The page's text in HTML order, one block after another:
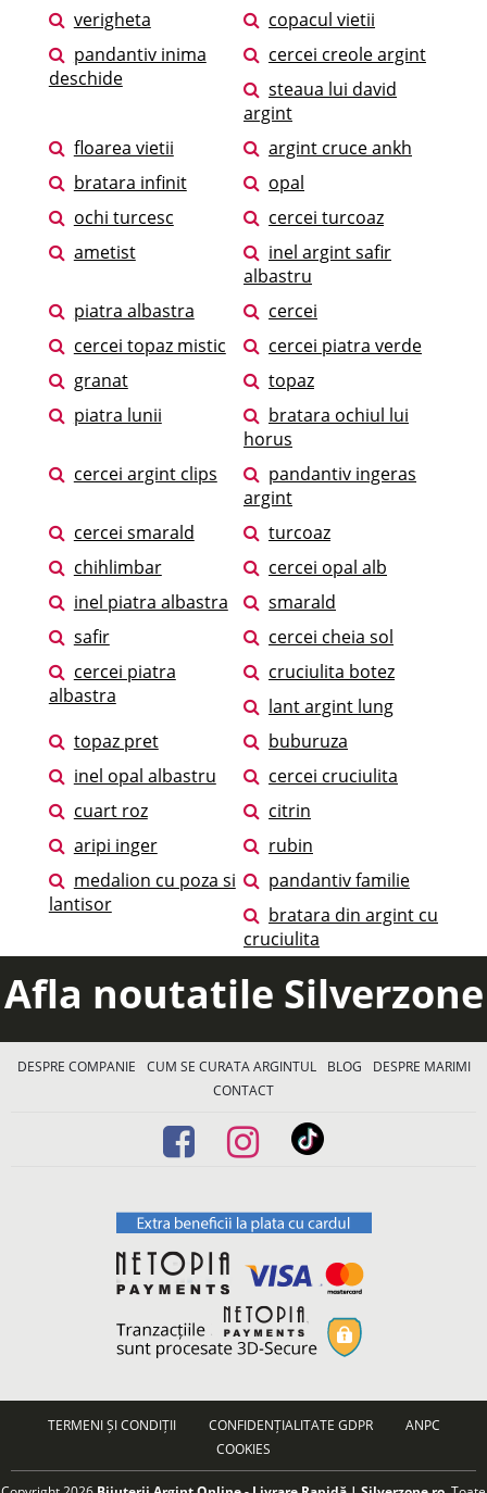
verigheta
copacul vietii
pandantiv inima
deschide
cercei creole argint
steaua lui david
argint
floarea vietii
argint cruce ankh
bratara infinit
opal
ochi turcesc
cercei turcoaz
ametist
inel argint safir
albastru
piatra albastra
cercei
cercei topaz mistic
cercei piatra verde
granat
topaz
piatra lunii
bratara ochiul lui
horus
cercei argint clips
pandantiv ingeras
argint
cercei smarald
turcoaz
chihlimbar
cercei opal alb
inel piatra albastra
smarald
safir
cercei cheia sol
cercei piatra
albastra
cruciulita botez
lant argint lung
topaz pret
buburuza
inel opal albastru
cercei cruciulita
cuart roz
citrin
aripi inger
rubin
medalion cu poza si
lantisor
pandantiv familie
bratara din argint cu
cruciulita
Afla noutatile Silverzone
DESPRE COMPANIE CUM SE CURATA ARGINTUL BLOG
DESPRE MARIMI
CONTACT
TERMENI ȘI CONDIȚII CONFIDENȚIALITATE GDPR
ANPC
COOKIES